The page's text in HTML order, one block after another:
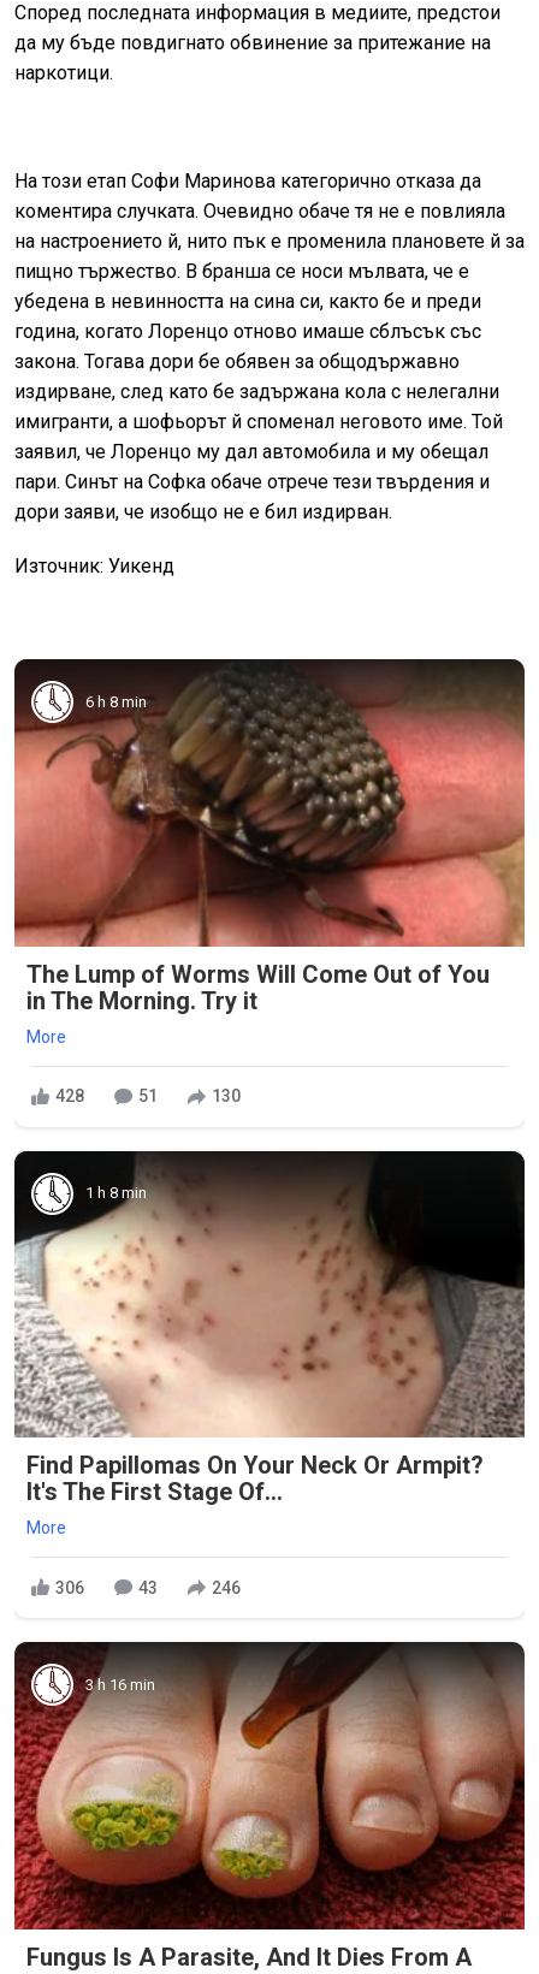
Според последната информация в медиите, предстои
да му бъде повдигнато обвинение за притежание на
наркотици.
На този етап Софи Маринова категорично отказа да
коментира случката. Очевидно обаче тя не е повлияла
на настроението й, нито пък е променила плановете й за
пищно тържество. В бранша се носи мълвата, че е
убедена в невинността на сина си, както бе и преди
година, когато Лоренцо отново имаше сблъсък със
закона. Тогава дори бе обявен за общодържавно
издирване, след като бе задържана кола с нелегални
имигранти, а шофьорът й споменал неговото име. Той
заявил, че Лоренцо му дал автомобила и му обещал
пари. Синът на Софка обаче отрече тези твърдения и
дори заяви, че изобщо не е бил издирван.
Източник: Уикенд
6 h 8 min
The Lump of Worms Will Come Out of You
in The Morning. Try it
More
428 51 130
1 h 8 min
Find Papillomas On Your Neck Or Armpit?
It's The First Stage Of...
More
306 43 246
3 h 16 min
Fungus Is A Parasite, And It Dies From A